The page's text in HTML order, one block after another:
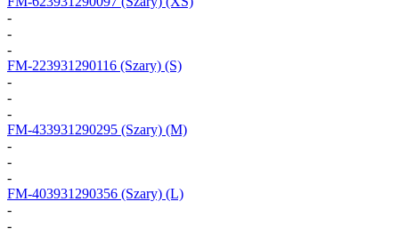
-
-
-
FM-223931290116 (Szary) (S)
-
-
-
FM-433931290295 (Szary) (M)
-
-
-
FM-403931290356 (Szary) (L)
-
-